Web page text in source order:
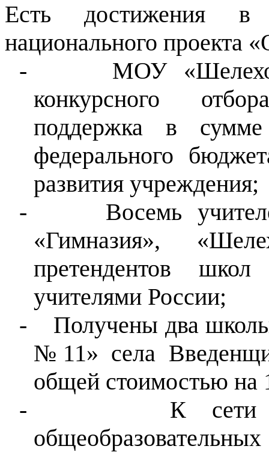
Есть достижения в
национального проекта
-
МОУ
конкурсного
поддержка в
федерального
развития учреждения;
-
Восемь
«Гимназия»,
претендентов
учителями России;
-
Получены два
№11» села
общей стоимостью на
-
К сети